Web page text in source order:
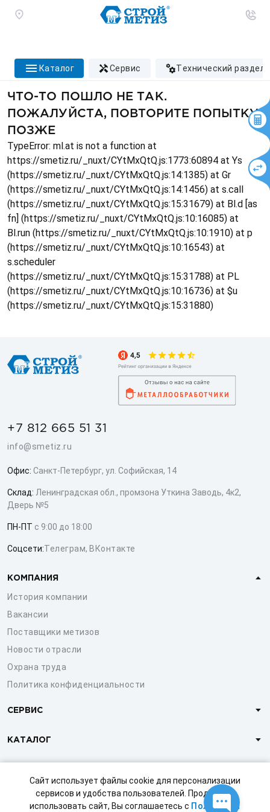
Сайт использует файлы cookie для персонализации
сервисов и удобства пользователей. Продолжая
использовать сайт, Вы соглашаетесь с Политикой
каталог сервис технический раздел
ЧТО-ТО ПОШЛО НЕ ТАК.
ПОЖАЛУЙСТА, ПОВТОРИТЕ ПОПЫТКУ
ПОЗЖЕ
TypeError: ml.at is not a function at
https://smetiz.ru/_nuxt/CYtMxQtQ.js:1773:60894 at Ys
(https://smetiz.ru/_nuxt/CYtMxQtQ.js:14:1385) at Gr
(https://smetiz.ru/_nuxt/CYtMxQtQ.js:14:1456) at s.call
(https://smetiz.ru/_nuxt/CYtMxQtQ.js:15:31679) at Bl.d [as
fn] (https://smetiz.ru/_nuxt/CYtMxQtQ.js:10:16085) at
Bl.run (https://smetiz.ru/_nuxt/CYtMxQtQ.js:10:1910) at p
(https://smetiz.ru/_nuxt/CYtMxQtQ.js:10:16543) at
s.scheduler
(https://smetiz.ru/_nuxt/CYtMxQtQ.js:15:31788) at PL
(https://smetiz.ru/_nuxt/CYtMxQtQ.js:10:16736) at $u
(https://smetiz.ru/_nuxt/CYtMxQtQ.js:15:31880)
+7 812 665 51 31
info@smetiz.ru
Офис: Санкт-Петербург, ул. Софийская, 14
Склад: Ленинградская обл., промзона Уткина Заводь, 4к2,
Дверь №5
ПН-ПТ с 9:00 до 18:00
Соцсети:Телеграм, ВКонтакте
КОМПАНИЯ
История компании
Вакансии
Поставщики метизов
Новости отрасли
Охрана труда
Политика конфиденциальности
СЕРВИС
КАТАЛОГ